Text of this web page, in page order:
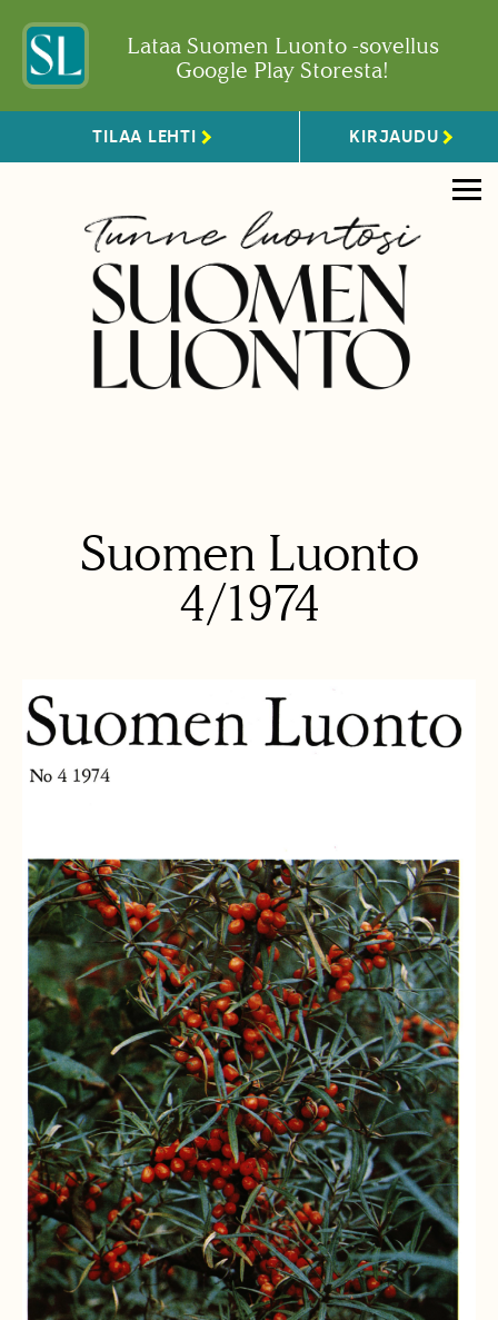
Lataa Suomen Luonto -sovellus
Google Play Storesta!
TILAA LEHTI KIRJAUDU
Suomen Luonto
4/1974